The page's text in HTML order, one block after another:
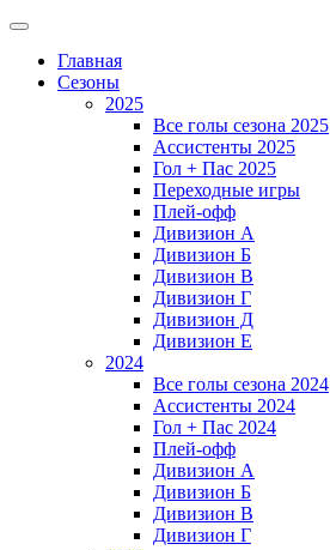
Главная
Сезоны
2025
Все голы сезона 2025
Ассистенты 2025
Гол + Пас 2025
Переходные игры
Плей-офф
Дивизион A
Дивизион Б
Дивизион В
Дивизион Г
Дивизион Д
Дивизион Е
2024
Все голы сезона 2024
Ассистенты 2024
Гол + Пас 2024
Плей-офф
Дивизион A
Дивизион Б
Дивизион В
Дивизион Г